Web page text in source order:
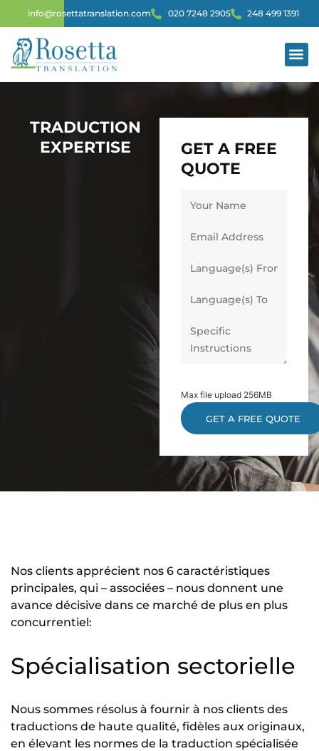
info@rosettatranslation.com 020 7248 2905 248 499 1391
TRADUCTION
EXPERTISE
GET A FREE
QUOTE
Max file upload 256MB
Nos clients apprécient nos 6 caractéristiques
principales, qui – associées – nous donnent une
avance décisive dans ce marché de plus en plus
concurrentiel:
Spécialisation sectorielle
Nous sommes résolus à fournir à nos clients des
traductions de haute qualité, fidèles aux originaux,
en élevant les normes de la traduction spécialisée